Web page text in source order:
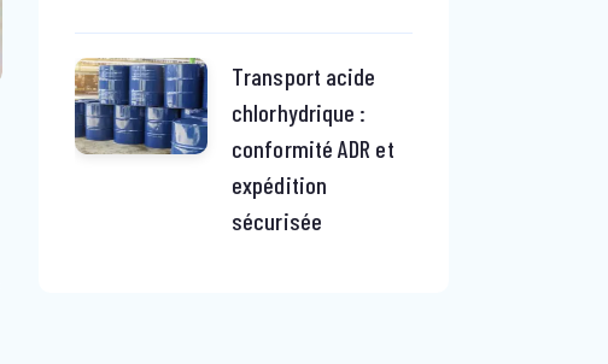
Transport acide
chlorhydrique :
conformité ADR et
expédition
sécurisée